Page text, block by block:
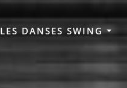
LES DANSES SWING